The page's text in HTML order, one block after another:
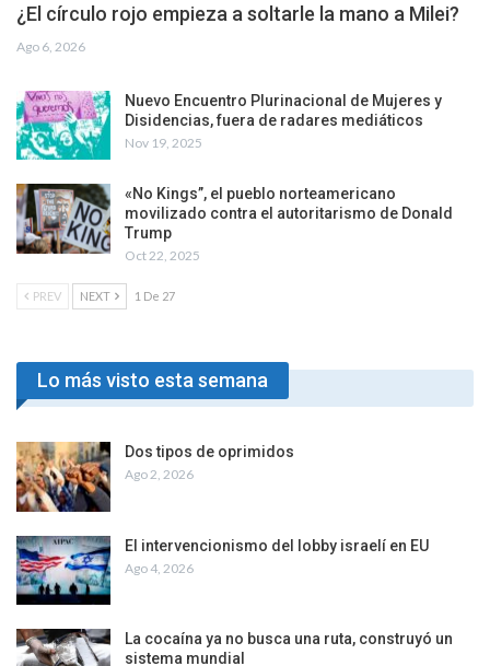
¿El círculo rojo empieza a soltarle la mano a Milei?
Ago 6, 2026
Nuevo Encuentro Plurinacional de Mujeres y
Disidencias, fuera de radares mediáticos
Nov 19, 2025
«No Kings”, el pueblo norteamericano
movilizado contra el autoritarismo de Donald
Trump
Oct 22, 2025
PREV NEXT 1 De 27
Lo más visto esta semana
Dos tipos de oprimidos
Ago 2, 2026
El intervencionismo del lobby israelí en EU
Ago 4, 2026
La cocaína ya no busca una ruta, construyó un
sistema mundial